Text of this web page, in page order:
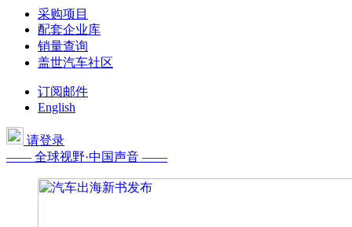
采购项目
配套企业库
销量查询
盖世汽车社区
订阅邮件
English
请登录
—— 全球视野·中国声音 ——